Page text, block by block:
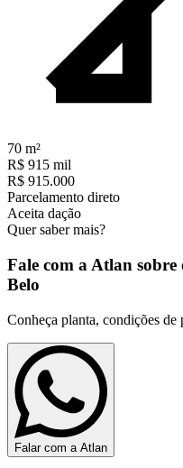
70 m²
R$ 915 mil
R$ 915.000
Parcelamento direto
Aceita dação
Quer saber mais?
Fale com a Atlan sobre
Belo
Conheça planta, condições de
Falar com a Atlan